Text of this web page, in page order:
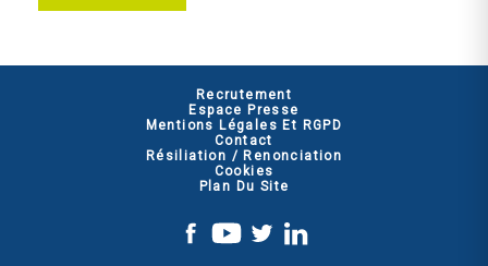
Recrutement
Espace Presse
Mentions Légales Et RGPD
Contact
Résiliation / Renonciation
Cookies
Plan Du Site